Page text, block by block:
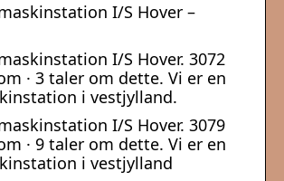
I/S Hover –
I/S Hover. 3072
· 3 taler om dette. Vi er en
i vestjylland.
I/S Hover. 3079
· 9 taler om dette. Vi er en
i vestjylland